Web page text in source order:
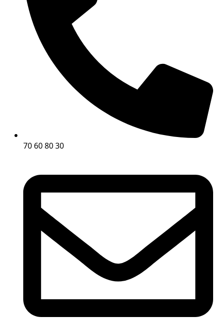
70 60 80 30